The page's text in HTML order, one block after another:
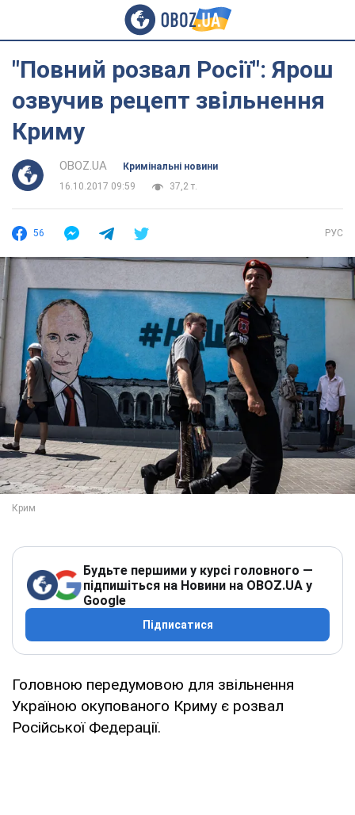
"Повний розвал Росії": Ярош
озвучив рецепт звільнення
Криму
OBOZ.UA
Кримінальні новини
16.10.2017 09:59
37,2 т.
56 РУС
Будьте першими у курсі головного —
підпишіться на Новини на OBOZ.UA у
Google
Підписатися
Головною передумовою для звільнення
Україною окупованого Криму є розвал
Російської Федерації.